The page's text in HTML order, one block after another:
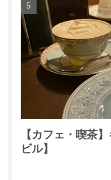
【カフェ・喫茶
ビル】